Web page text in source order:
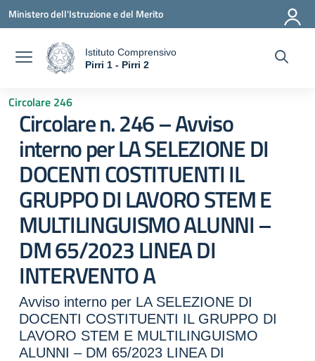
Vai ai contenuti
Vai al menu di navigazione
Vai al footer
Ministero dell'Istruzione e del Merito
Istituto Comprensivo
Pirri 1 - Pirri 2
Circolare 246
Circolare n. 246 – Avviso
interno per LA SELEZIONE DI
DOCENTI COSTITUENTI IL
GRUPPO DI LAVORO STEM E
MULTILINGUISMO ALUNNI –
DM 65/2023 LINEA DI
INTERVENTO A
Avviso interno per LA SELEZIONE DI
DOCENTI COSTITUENTI IL GRUPPO DI
LAVORO STEM E MULTILINGUISMO
ALUNNI – DM 65/2023 LINEA DI